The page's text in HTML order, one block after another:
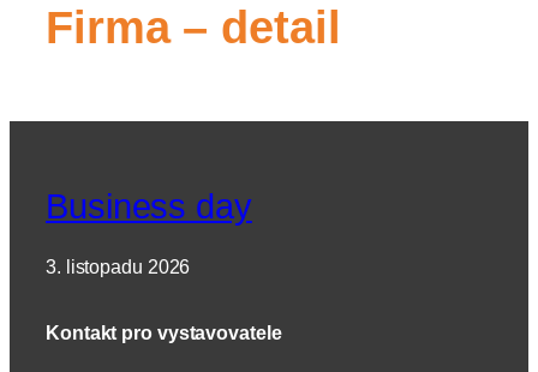
Firma – detail
Business day
3. listopadu 2026
Kontakt pro vystavovatele